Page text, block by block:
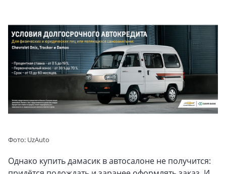
Фото: UzAuto
Однако купить дамасик в автосалоне не получится: